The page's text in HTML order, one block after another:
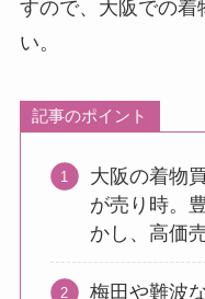
すので、大阪での着
い。
記事のポイント
大阪の着物
が売り時。
かし、高価
梅田や難波